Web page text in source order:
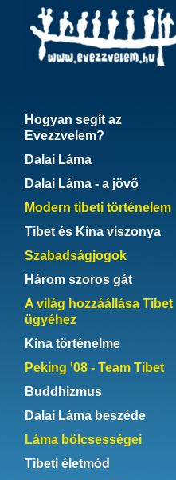
Hogyan segít az
Evezzvelem?
Dalai Láma
Dalai Láma - a jövő
Modern tibeti történelem
Tibet és Kína viszonya
Szabadságjogok
Három szoros gát
A világ hozzáállása Tibet
ügyéhez
Kína történelme
Peking '08 - Team Tibet
Buddhizmus
Dalai Láma beszéde
Láma bölcsességei
Tibeti életmód